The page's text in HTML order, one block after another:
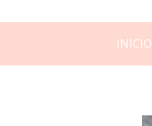
INICIO